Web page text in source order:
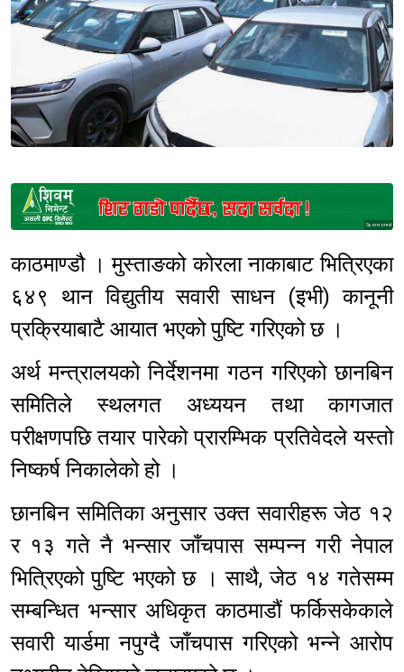
Sponsored
काठमाण्डौ । मुस्ताङको कोरला नाकाबाट भित्रिएका
६४९ थान विद्युतीय सवारी साधन (इभी) कानूनी
प्रक्रियाबाटै आयात भएको पुष्टि गरिएको छ ।
अर्थ मन्त्रालयको निर्देशनमा गठन गरिएको छानबिन
समितिले स्थलगत अध्ययन तथा कागजात
परीक्षणपछि तयार पारेको प्रारम्भिक प्रतिवेदले यस्तो
निष्कर्ष निकालेको हो ।
छानबिन समितिका अनुसार उक्त सवारीहरू जेठ १२
र १३ गते नै भन्सार जाँचपास सम्पन्न गरी नेपाल
भित्रिएको पुष्टि भएको छ । साथै, जेठ १४ गतेसम्म
सम्बन्धित भन्सार अधिकृत काठमाडौं फर्किसकेकाले
सवारी यार्डमा नपुग्दै जाँचपास गरिएको भन्ने आरोप